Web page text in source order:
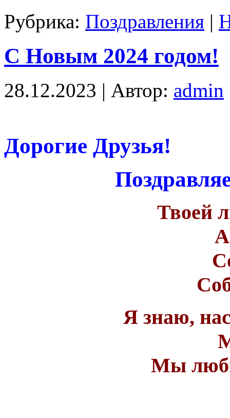
Рубрика: Поздравления |
С Новым 2024 годом!
28.12.2023 | Автор: admin
Дорогие Друзья!
Твоей
Я знаю,
Мы